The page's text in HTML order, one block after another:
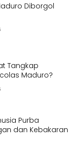
Diborgol
Tangkap
Maduro?
Purba
dan Kebakaran